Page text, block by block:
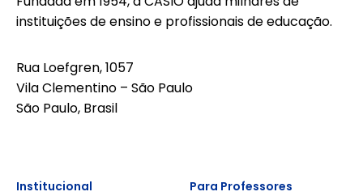
*
instituições de ensino e profissionais de educação.
Rua Loefgren, 1057
Vila Clementino – São Paulo
São Paulo, Brasil
Institucional Para Professores